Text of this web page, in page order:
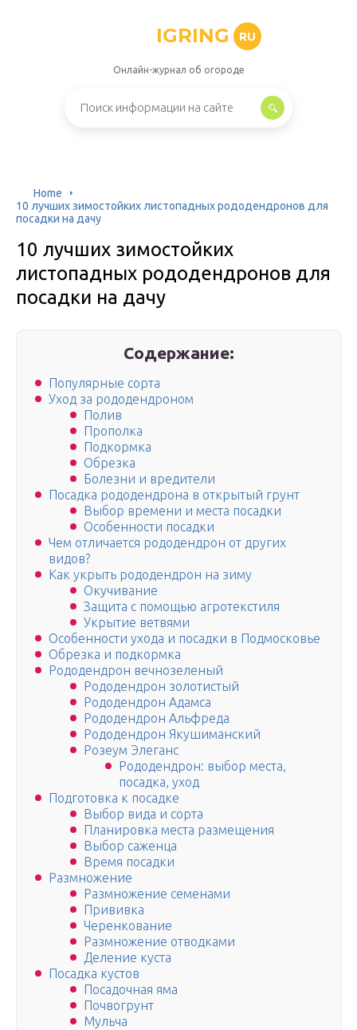
IGRING RU
Онлайн-журнал об огороде
Home
10 лучших зимостойких листопадных рододендронов для
посадки на дачу
10 лучших зимостойких
листопадных рододендронов для
посадки на дачу
Содержание:
Популярные сорта
Уход за рододендроном
Полив
Прополка
Подкормка
Обрезка
Болезни и вредители
Посадка рододендрона в открытый грунт
Выбор времени и места посадки
Особенности посадки
Чем отличается рододендрон от других
видов?
Как укрыть рододендрон на зиму
Окучивание
Защита с помощью агротекстиля
Укрытие ветвями
Особенности ухода и посадки в Подмосковье
Обрезка и подкормка
Рододендрон вечнозеленый
Рододендрон золотистый
Рододендрон Адамса
Рододендрон Альфреда
Рододендрон Якушиманский
Розеум Элеганс
Рододендрон: выбор места,
посадка, уход
Подготовка к посадке
Выбор вида и сорта
Планировка места размещения
Выбор саженца
Время посадки
Размножение
Размножение семенами
Прививка
Черенкование
Размножение отводками
Деление куста
Посадка кустов
Посадочная яма
Почвогрунт
Мульча